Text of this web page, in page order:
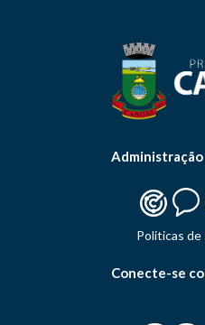
Politicas de
Conecte-se